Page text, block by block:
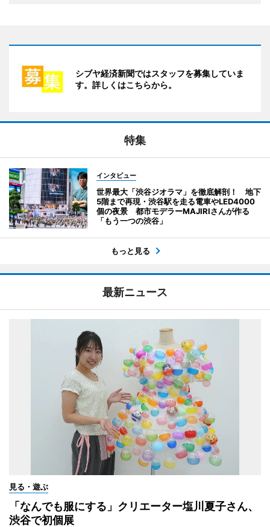
シブヤ経済新聞ではスタッフを募集していま
す。詳しくはこちらから。
特集
インタビュー
世界最大「渋谷ジオラマ」を徹底解剖！ 地下
5階まで再現・渋谷駅を走る電車やLED4000
個の夜景 都市モデラーMAJIRIさんが作る
「もう一つの渋谷」
もっと見る
最新ニュース
見る・遊ぶ
「なんでも服にする」クリエーター塩川夏子さん、
渋谷で初個展